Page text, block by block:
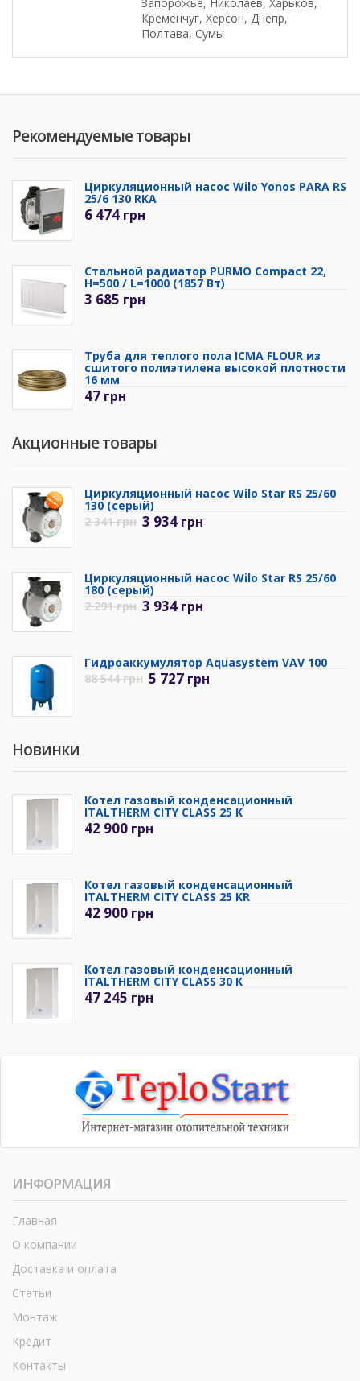
Кременчуг, Херсон, Днепр,
Полтава, Сумы
Рекомендуемые товары
Циркуляционный насос Wilo Yonos PARA RS
25/6 130 RKA
6 474 грн
Стальной радиатор PURMO Compact 22,
H=500 / L=1000 (1857 Вт)
3 685 грн
Труба для теплого пола ICMA FLOUR из
сшитого полиэтилена высокой плотности
16 мм
47 грн
Акционные товары
Циркуляционный насос Wilo Star RS 25/60
130 (серый)
2 341грн 3 934 грн
Циркуляционный насос Wilo Star RS 25/60
180 (серый)
2 291грн 3 934 грн
Гидроаккумулятор Aquasystem VAV 100
88 544грн 5 727 грн
Новинки
Котел газовый конденсационный
ITALTHERM CITY CLASS 25 K
42 900 грн
Котел газовый конденсационный
ITALTHERM CITY CLASS 25 KR
42 900 грн
Котел газовый конденсационный
ITALTHERM CITY CLASS 30 K
47 245 грн
ИНФОРМАЦИЯ
Главная
О компании
Доставка и оплата
Статьи
Монтаж
Кредит
Контакты